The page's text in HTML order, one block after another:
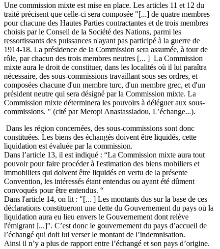
Une commission mixte est mise en place. Les articles 11 et 12 du
traité précisent que celle-ci sera composée "[...] de quatre membres
pour chacune des Hautes Parties contractantes et de trois membres
choisis par le Conseil de la Société des Nations, parmi les
ressortissants des puissances n'ayant pas participé à la guerre de
1914-18. La présidence de la Commission sera assumée, à tour de
rôle, par chacun des trois membres neutres [... ] La Commission
mixte aura le droit de constituer, dans les localités où il lui paraîtra
nécessaire, des sous-commissions travaillant sous ses ordres, et
composées chacune d'un membre turc, d'un membre grec, et d'un
président neutre qui sera désigné par la Commission mixte. La
Commission mixte déterminera les pouvoirs à déléguer aux sous-
commissions. " (cité par Meropi Anastassiadou, L’échange...).
Dans les région concernées, des sous-commissions sont donc
constituées. Les biens des échangés doivent être liquidés, cette
liquidation est évaluée par la commission.
Dans l’article 13, il est indiqué : “La Commission mixte aura tout
pouvoir pour faire procéder à l'estimation des biens mobiliers et
immobiliers qui doivent être liquidés en vertu de la présente
Convention, les intéressés étant entendus ou ayant été dûment
convoqués pour être entendus. “
Dans l'article 14, on lit : "[... ] Les montants dus sur la base de ces
déclarations constitueront une dette du Gouvernement du pays où la
liquidation aura eu lieu envers le Gouvernement dont relève
l'émigrant [...]". C’est donc le gouvernement du pays d’accueil de
l’échangé qui doit lui verser le montant de l’indemnisation.
Ainsi il n’y a plus de rapport entre l’échangé et son pays d’origine.